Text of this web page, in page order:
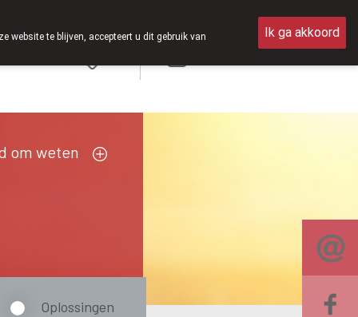
om weten
Oplossingen
website te blijven, accepteert u dit gebruik van Ik ga akkoord